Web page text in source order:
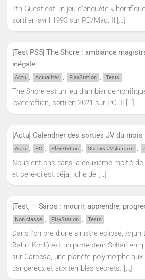
7th Guest est un jeu d’enquête «
sorti en avril 1993 sur PC/Mac. Il […]
[Test PS5] The Shore : ambiance
inégale
Actu , Actualités , PlayStation , Tests
The Shore est un jeu d’ambiance
lovecraftien, sorti en 2021 sur PC. Il […]
[Actu] Calendrier des sorties JV du mois
Actu , PC , PlayStation , Sorties JV du mois ,
Nous entrons dans la deuxième moitié
et celle-ci est déjà riche de […]
[Test] – Saros : mourir, apprendre,
Non classé , PlayStation , Tests
Dans l'ombre d'une sinistre éclipse, Arjun
Rahul Kohli) est un protecteur Soltari en
sur Carcosa, une planète polymorphe
dangereux et aux terribles secrets. […]